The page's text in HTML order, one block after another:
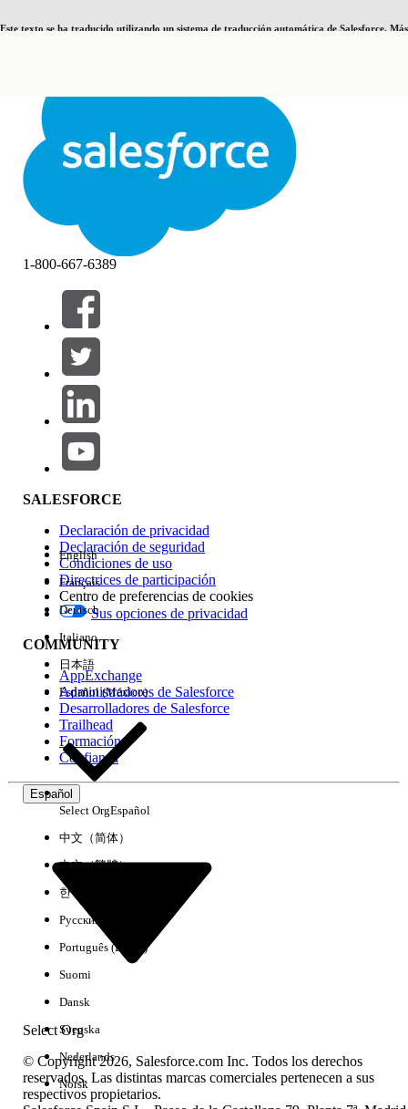
Este texto se ha traducido utilizando un sistema de traducción automática de Salesforce. Más
Cerrar Cerrar
Filtros (0)
SELECCIONAR FILTROS
Área de productos
Repercusión de función
Edición
Experiencia
No hay resultados
1-800-667-6389
SALESFORCE
Declaración de privacidad
Declaración de seguridad
Condiciones de uso
Directrices de participación
Centro de preferencias de cookies
Sus opciones de privacidad
COMMUNITY
AppExchange
Administradores de Salesforce
Desarrolladores de Salesforce
Trailhead
Formación
Confianza
Español
Select Org
English
Français
Deutsch
Italiano
日本語
Español (México)
Select OrgEspañol
中文（简体）
中文（繁體）
한국어
Русский
Português (Brasil)
Suomi
Dansk
Svenska
Nederlands
Norsk
© Copyright 2026, Salesforce.com Inc. Todos los derechos
reservados. Las distintas marcas comerciales pertenecen a sus
respectivos propietarios.